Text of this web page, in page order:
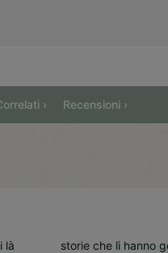
› Recensioni ›
là
di